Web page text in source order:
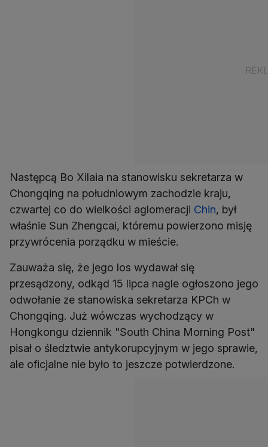
Następcą Bo Xilaia na stanowisku sekretarza w
Chongqing na południowym zachodzie kraju,
czwartej co do wielkości aglomeracji Chin, był
właśnie Sun Zhengcai, któremu powierzono misję
przywrócenia porządku w mieście.
Zauważa się, że jego los wydawał się
przesądzony, odkąd 15 lipca nagle ogłoszono jego
odwołanie ze stanowiska sekretarza KPCh w
Chongqing. Już wówczas wychodzący w
Hongkongu dziennik "South China Morning Post"
pisał o śledztwie antykorupcyjnym w jego sprawie,
ale oficjalne nie było to jeszcze potwierdzone.